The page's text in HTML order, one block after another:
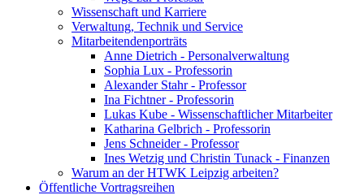
Wissenschaft und Karriere
Verwaltung, Technik und Service
Mitarbeitendenporträts
Anne Dietrich - Personalverwaltung
Sophia Lux - Professorin
Alexander Stahr - Professor
Ina Fichtner - Professorin
Lukas Kube - Wissenschaftlicher Mitarbeiter
Katharina Gelbrich - Professorin
Jens Schneider - Professor
Ines Wetzig und Christin Tunack - Finanzen
Warum an der HTWK Leipzig arbeiten?
Öffentliche Vortragsreihen